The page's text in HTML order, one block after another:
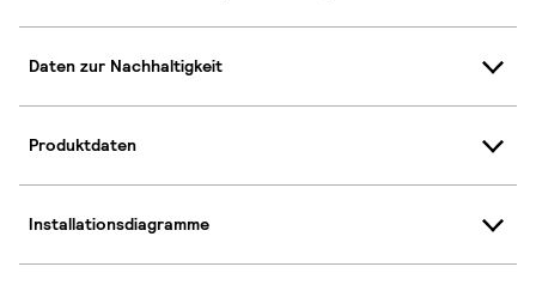
Daten zur Nachhaltigkeit
Produktdaten
Installationsdiagramme